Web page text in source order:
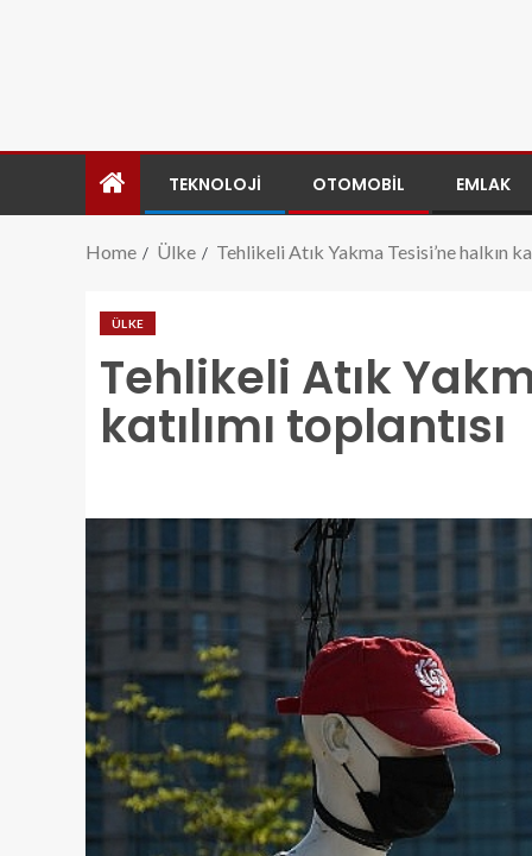
TEKNOLOJI OTOMOBIL EMLAK
Home Ülke Tehlikeli Atık Yakma Tesisi’ne halkın
ÜLKE
Tehlikeli Atık
katılımı toplantısı